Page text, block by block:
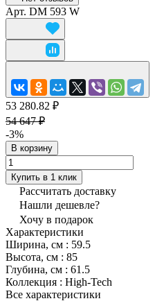
Арт. DM 593 W
53 280.82 ₽
54 647 ₽
-3%
В корзину
Купить в 1 клик
Рассчитать доставку
Нашли дешевле?
Хочу в подарок
Характеристики
Ширина, см : 59.5
Высота, см : 85
Глубина, см : 61.5
Коллекция : High-Tech
Все характеристики